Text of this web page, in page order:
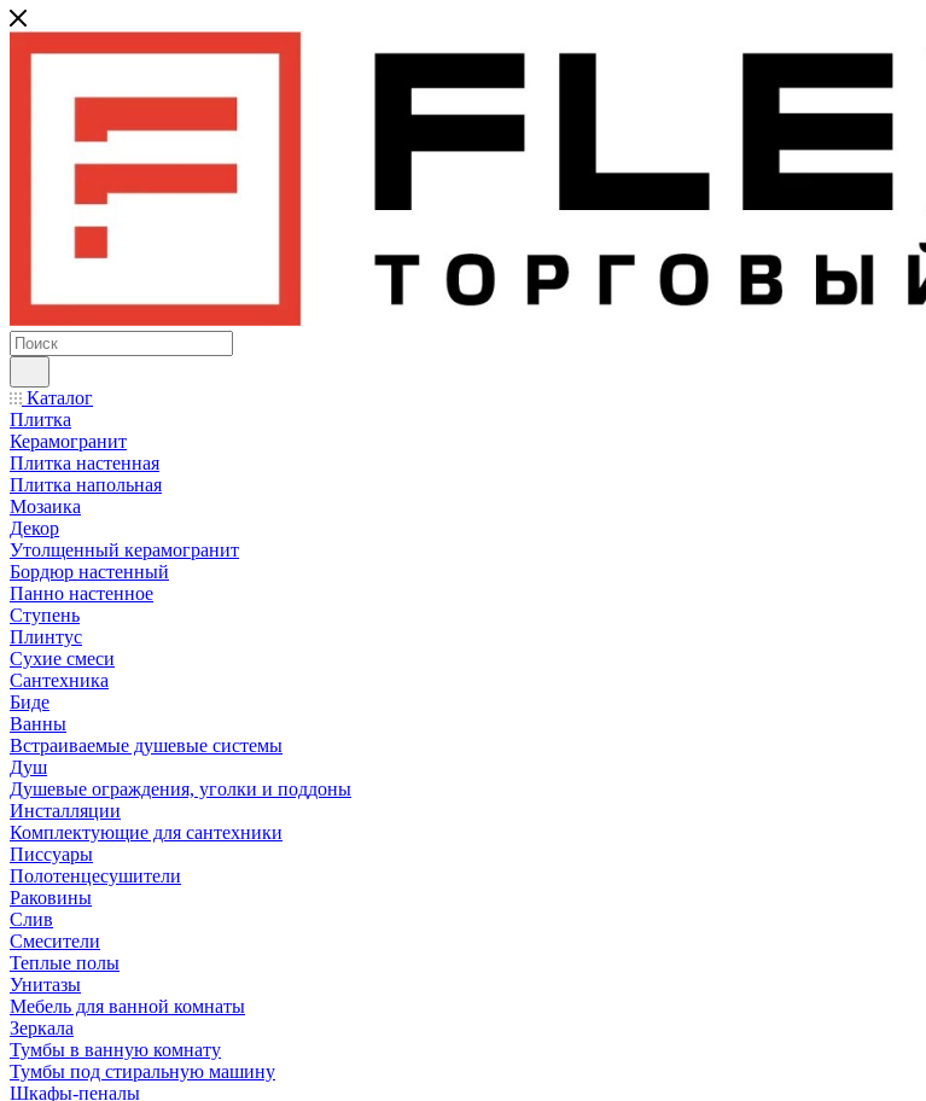
Каталог
Плитка
Керамогранит
Плитка настенная
Плитка напольная
Мозаика
Декор
Утолщенный керамогранит
Бордюр настенный
Панно настенное
Ступень
Плинтус
Сухие смеси
Сантехника
Биде
Ванны
Встраиваемые душевые системы
Душ
Душевые ограждения, уголки и поддоны
Инсталляции
Комплектующие для сантехники
Писсуары
Полотенцесушители
Раковины
Слив
Смесители
Теплые полы
Унитазы
Мебель для ванной комнаты
Зеркала
Тумбы в ванную комнату
Тумбы под стиральную машину
Шкафы-пеналы